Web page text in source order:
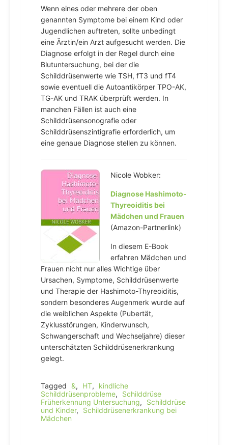
Wenn eines oder mehrere der oben
genannten Symptome bei einem Kind oder
Jugendlichen auftreten, sollte unbedingt
eine Ärztin/ein Arzt aufgesucht werden. Die
Diagnose erfolgt in der Regel durch eine
Blutuntersuchung, bei der die
Schilddrüsenwerte wie TSH, fT3 und fT4
sowie eventuell die Autoantikörper TPO-AK,
TG-AK und TRAK überprüft werden. In
manchen Fällen ist auch eine
Schilddrüsensonografie oder
Schilddrüsenszintigrafie erforderlich, um
eine genaue Diagnose stellen zu können.
Nicole Wobker:
Diagnose Hashimoto-
Thyreoiditis bei
Mädchen und Frauen
(Amazon-Partnerlink)
In diesem E-Book
erfahren Mädchen und
Frauen nicht nur alles Wichtige über
Ursachen, Symptome, Schilddrüsenwerte
und Therapie der Hashimoto-Thyreoiditis,
sondern besonderes Augenmerk wurde auf
die weiblichen Aspekte (Pubertät,
Zyklusstörungen, Kinderwunsch,
Schwangerschaft und Wechseljahre) dieser
unterschätzten Schilddrüsenerkrankung
gelegt.
Tagged &, HT,
kindliche
Schilddrüsenprobleme,
Schilddrüse
Früherkennung Untersuchung,
Schilddrüse
und Kinder,
Schilddrüsenerkrankung bei
Mädchen